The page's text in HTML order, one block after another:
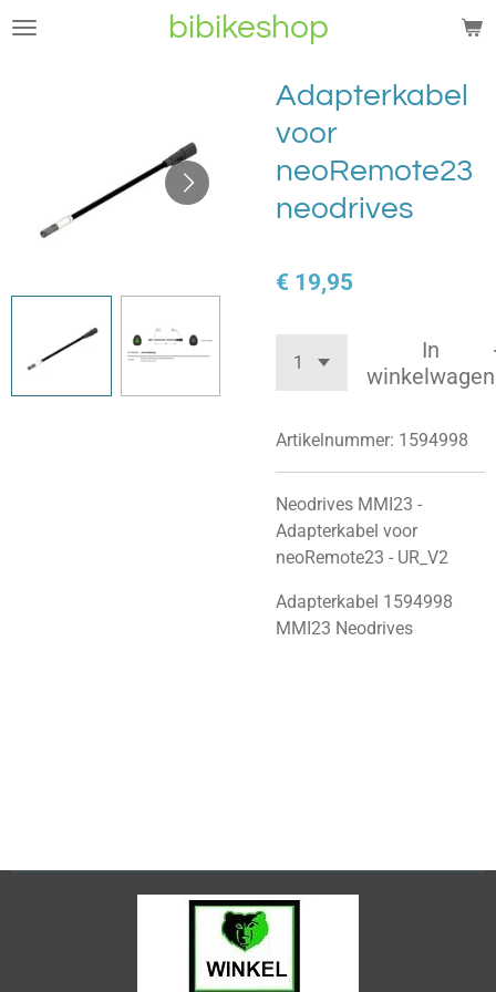
Ga
bibikeshop
Adapterkabel
voor
neoRemote23
neodrives
€ 19,95
In
winkelwagen
Artikelnummer: 1594998
Neodrives MMI23 -
Adapterkabel voor
neoRemote23 - UR_V2
Adapterkabel 1594998
MMI23 Neodrives